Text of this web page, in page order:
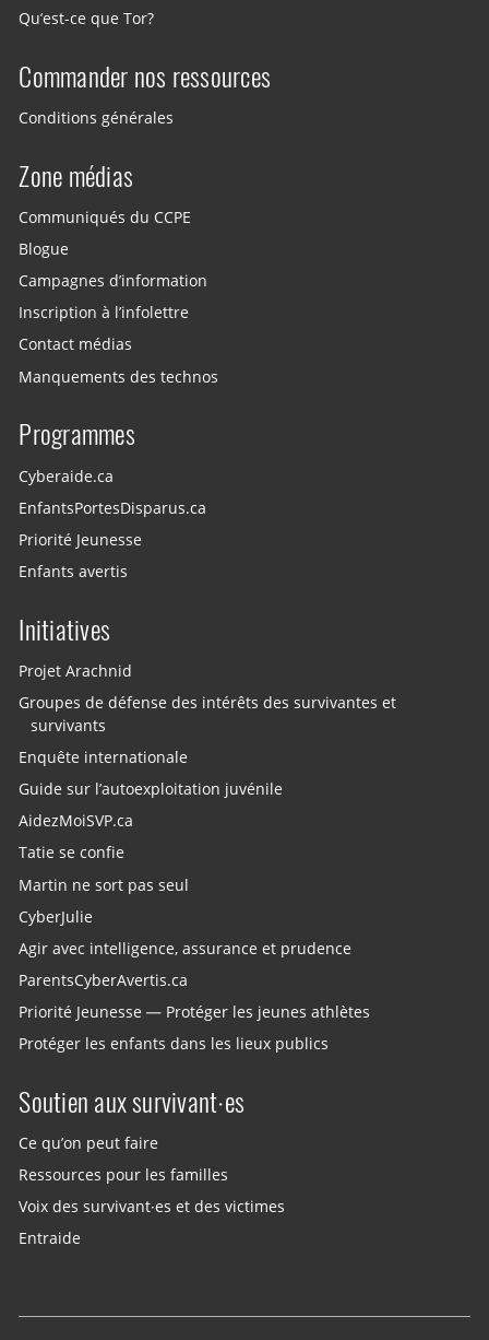
Qu’est-ce que Tor?
Commander nos ressources
Conditions générales
Zone médias
Communiqués du CCPE
Blogue
Campagnes d’information
Inscription à l’infolettre
Contact médias
Manquements des technos
Programmes
Cyberaide.ca
EnfantsPortesDisparus.ca
Priorité Jeunesse
Enfants avertis
Initiatives
Projet Arachnid
Groupes de défense des intérêts des survivantes et
survivants
Enquête internationale
Guide sur l’autoexploitation juvénile
AidezMoiSVP.ca
Tatie se confie
Martin ne sort pas seul
CyberJulie
Agir avec intelligence, assurance et prudence
ParentsCyberAvertis.ca
Priorité Jeunesse — Protéger les jeunes athlètes
Protéger les enfants dans les lieux publics
Soutien aux survivant·es
Ce qu’on peut faire
Ressources pour les familles
Voix des survivant·es et des victimes
Entraide